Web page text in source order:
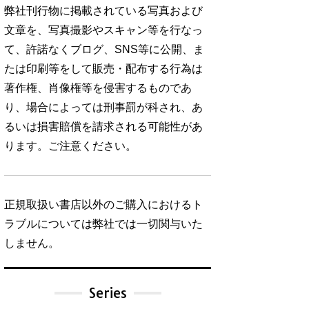
弊社刊行物に掲載されている写真および
文章を、写真撮影やスキャン等を行なっ
て、許諾なくブログ、SNS等に公開、ま
たは印刷等をして販売・配布する行為は
著作権、肖像権等を侵害するものであ
り、場合によっては刑事罰が科され、あ
るいは損害賠償を請求される可能性があ
ります。ご注意ください。
正規取扱い書店以外のご購入におけるト
ラブルについては弊社では一切関与いた
しません。
Series